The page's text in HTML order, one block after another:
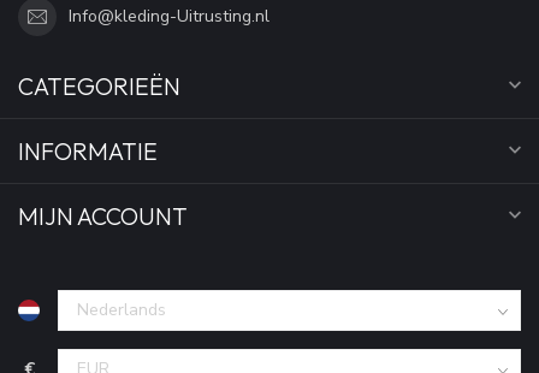
Info@kleding-Uitrusting.nl
CATEGORIEËN
INFORMATIE
MIJN ACCOUNT